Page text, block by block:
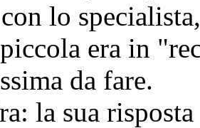
lo
era in
da fare.
la sua